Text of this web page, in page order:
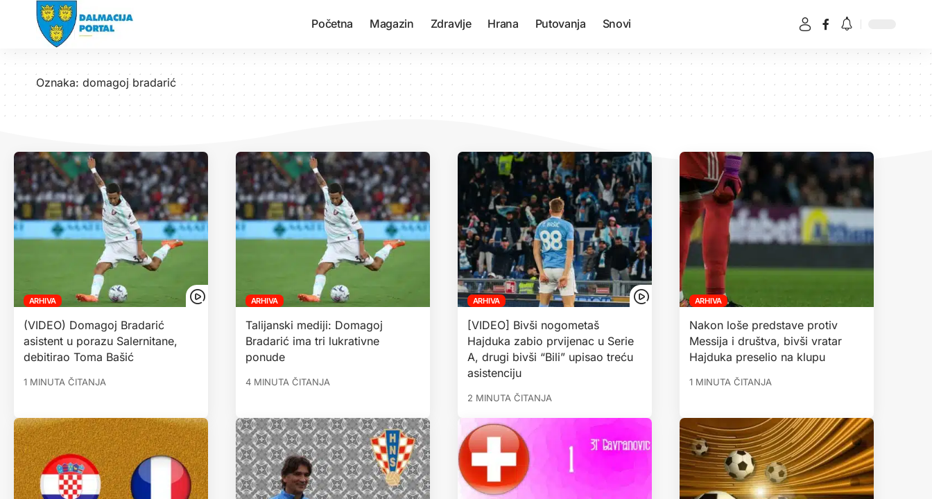
Početna Magazin Zdravlje Hrana Putovanja Snovi
Oznaka: domagoj bradarić
ARHIVA
(VIDEO) Domagoj Bradarić
asistent u porazu Salernitane,
debitirao Toma Bašić
1 MINUTA ČITANJA
ARHIVA
Talijanski mediji: Domagoj
Bradarić ima tri lukrativne
ponude
4 MINUTA ČITANJA
ARHIVA
[VIDEO] Bivši nogometaš
Hajduka zabio prvijenac u Serie
A, drugi bivši “Bili” upisao treću
asistenciju
2 MINUTA ČITANJA
ARHIVA
Nakon loše predstave protiv
Messija i društva, bivši vratar
Hajduka preselio na klupu
1 MINUTA ČITANJA